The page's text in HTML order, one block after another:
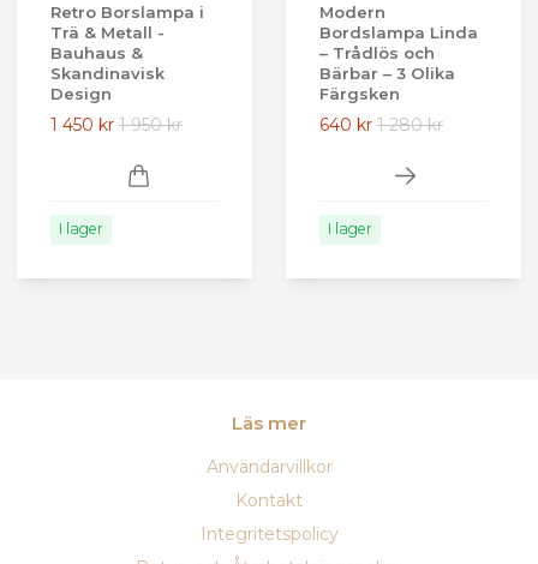
Retro Borslampa i
Trä & Metall -
Bauhaus &
Skandinavisk
Design
1 450 kr 1 950 kr
I lager
Modern
Bordslampa Linda
– Trådlös och
Bärbar – 3 Olika
Färgsken
640 kr 1 280 kr
I lager
Läs mer
Användarvillkor
Kontakt
Integritetspolicy